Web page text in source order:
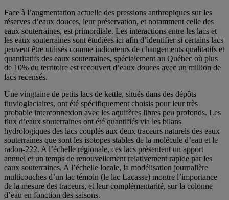
Face à l’augmentation actuelle des pressions anthropiques sur les
réserves d’eaux douces, leur préservation, et notamment celle des
eaux souterraines, est primordiale. Les interactions entre les lacs et
les eaux souterraines sont étudiées ici afin d’identifier si certains lacs
peuvent être utilisés comme indicateurs de changements qualitatifs et
quantitatifs des eaux souterraines, spécialement au Québec où plus
de 10% du territoire est recouvert d’eaux douces avec un million de
lacs recensés.
Une vingtaine de petits lacs de kettle, situés dans des dépôts
fluvioglaciaires, ont été spécifiquement choisis pour leur très
probable interconnexion avec les aquifères libres peu profonds. Les
flux d’eaux souterraines ont été quantifiés via les bilans
hydrologiques des lacs couplés aux deux traceurs naturels des eaux
souterraines que sont les isotopes stables de la molécule d’eau et le
radon-222. A l’échelle régionale, ces lacs présentent un apport
annuel et un temps de renouvellement relativement rapide par les
eaux souterraines. A l’échelle locale, la modélisation journalière
multicouches d’un lac témoin (le lac Lacasse) montre l’importance
de la mesure des traceurs, et leur complémentarité, sur la colonne
d’eau en fonction des saisons.